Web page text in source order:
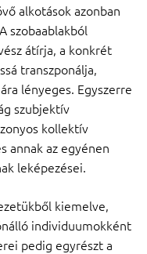
alkotások azonban
szobaablakból
átírja, a konkrét
transzponálja,
lényeges. Egyszerre
szubjektív
kollektív
annak az egyénen
leképezései.
kiemelve,
individuumokként
pedig egyrészt a